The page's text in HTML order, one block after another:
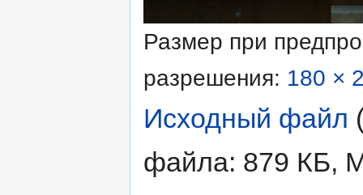
Размер при
разрешения: 180 ×
Исходный файл
файла: 879 КБ,